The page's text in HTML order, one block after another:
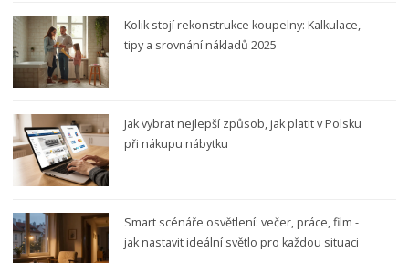
Kolik stojí rekonstrukce koupelny: Kalkulace,
tipy a srovnání nákladů 2025
Jak vybrat nejlepší způsob, jak platit v Polsku
při nákupu nábytku
Smart scénáře osvětlení: večer, práce, film -
jak nastavit ideální světlo pro každou situaci